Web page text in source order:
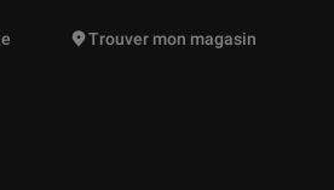
vont vous être proposées
Trouver mon magasin